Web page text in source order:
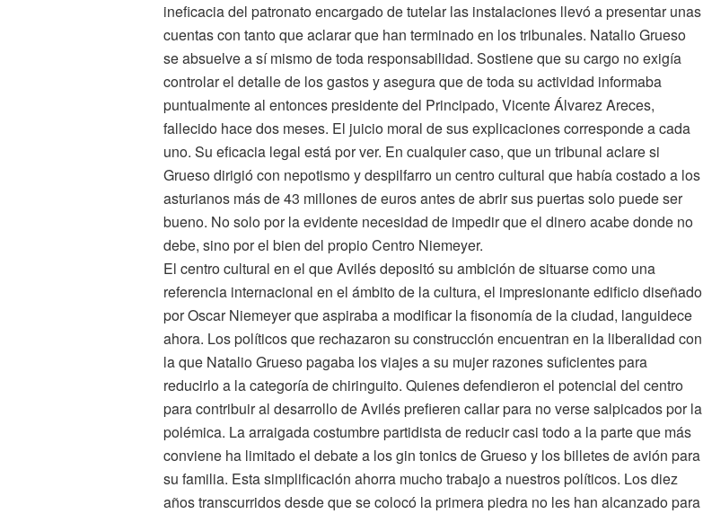
ineficacia del patronato encargado de tutelar las instalaciones llevó a presentar unas
cuentas con tanto que aclarar que han terminado en los tribunales. Natalio Grueso
se absuelve a sí mismo de toda responsabilidad. Sostiene que su cargo no exigía
controlar el detalle de los gastos y asegura que de toda su actividad informaba
puntualmente al entonces presidente del Principado, Vicente Álvarez Areces,
fallecido hace dos meses. El juicio moral de sus explicaciones corresponde a cada
uno. Su eficacia legal está por ver. En cualquier caso, que un tribunal aclare si
Grueso dirigió con nepotismo y despilfarro un centro cultural que había costado a los
asturianos más de 43 millones de euros antes de abrir sus puertas solo puede ser
bueno. No solo por la evidente necesidad de impedir que el dinero acabe donde no
debe, sino por el bien del propio Centro Niemeyer.
El centro cultural en el que Avilés depositó su ambición de situarse como una
referencia internacional en el ámbito de la cultura, el impresionante edificio diseñado
por Oscar Niemeyer que aspiraba a modificar la fisonomía de la ciudad, languidece
ahora. Los políticos que rechazaron su construcción encuentran en la liberalidad con
la que Natalio Grueso pagaba los viajes a su mujer razones suficientes para
reducirlo a la categoría de chiringuito. Quienes defendieron el potencial del centro
para contribuir al desarrollo de Avilés prefieren callar para no verse salpicados por la
polémica. La arraigada costumbre partidista de reducir casi todo a la parte que más
conviene ha limitado el debate a los gin tonics de Grueso y los billetes de avión para
su familia. Esta simplificación ahorra mucho trabajo a nuestros políticos. Los diez
años transcurridos desde que se colocó la primera piedra no les han alcanzado para